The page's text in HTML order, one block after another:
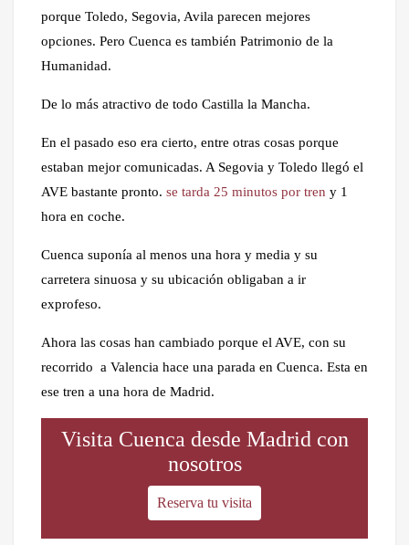
porque Toledo, Segovia, Avila parecen mejores
opciones. Pero Cuenca es también Patrimonio de la
Humanidad.
De lo más atractivo de todo Castilla la Mancha.
En el pasado eso era cierto, entre otras cosas porque
estaban mejor comunicadas. A Segovia y Toledo llegó el
AVE bastante pronto. se tarda 25 minutos por tren y 1
hora en coche.
Cuenca suponía al menos una hora y media y su
carretera sinuosa y su ubicación obligaban a ir
exprofeso.
Ahora las cosas han cambiado porque el AVE, con su
recorrido a Valencia hace una parada en Cuenca. Esta en
ese tren a una hora de Madrid.
Visita Cuenca desde Madrid con
nosotros
Reserva tu visita